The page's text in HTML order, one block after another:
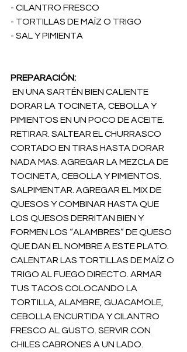
- CILANTRO FRESCO
- TORTILLAS DE MAÍZ O TRIGO
- SAL Y PIMIENTA
PREPARACIÓN:
DORAR LA TOCINETA, CEBOLLA Y
PIMIENTOS EN UN POCO DE ACEITE.
RETIRAR. SALTEAR EL CHURRASCO
CORTADO EN TIRAS HASTA DORAR
NADA MAS. AGREGAR LA MEZCLA DE
TOCINETA, CEBOLLA Y PIMIENTOS.
SALPIMENTAR. AGREGAR EL MIX DE
QUESOS Y COMBINAR HASTA QUE
LOS QUESOS DERRITAN BIEN Y
FORMEN LOS “ALAMBRES” DE QUESO
QUE DAN EL NOMBRE A ESTE PLATO.
CALENTAR LAS TORTILLAS DE MAÍZ O
TRIGO AL FUEGO DIRECTO. ARMAR
TUS TACOS COLOCANDO LA
TORTILLA, ALAMBRE, GUACAMOLE,
CEBOLLA ENCURTIDA Y CILANTRO
FRESCO AL GUSTO. SERVIR CON
CHILES CABRONES A UN LADO.